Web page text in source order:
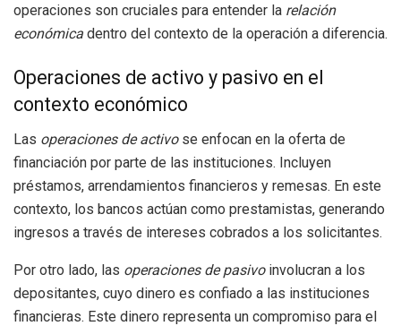
operaciones son cruciales para entender la relación
económica dentro del contexto de la operación a diferencia.
Operaciones de activo y pasivo en el
contexto económico
Las operaciones de activose enfocan en la oferta de
financiación por parte de las instituciones. Incluyen
préstamos, arrendamientos financieros y remesas. En este
contexto, los bancos actúan como prestamistas, generando
ingresos a través de intereses cobrados a los solicitantes.
Por otro lado, las operaciones de pasivoinvolucran a los
depositantes, cuyo dinero es confiado a las instituciones
financieras. Este dinero representa un compromiso para el